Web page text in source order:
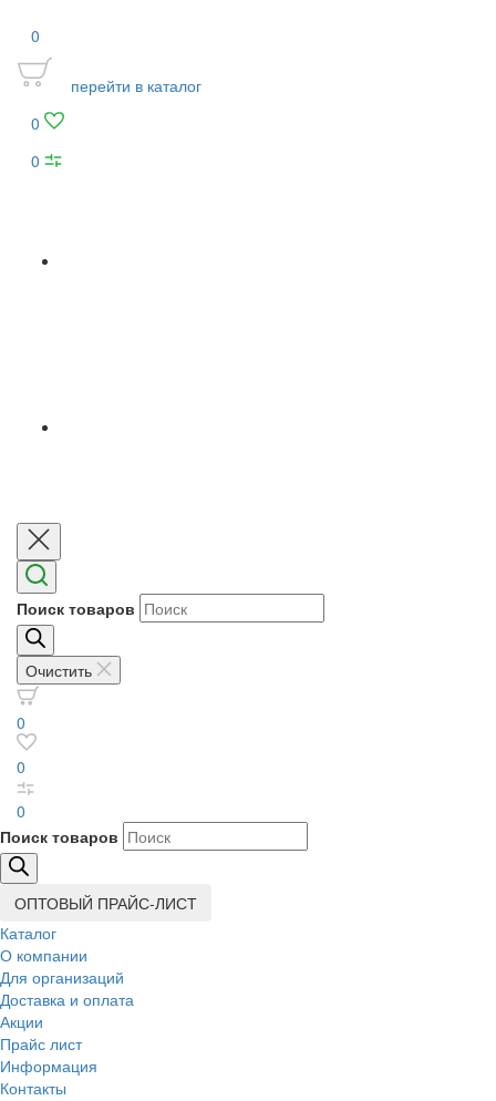
0
перейти в каталог
0
0
Поиск товаров
Очистить
0
0
0
Поиск товаров
ОПТОВЫЙ ПРАЙС-ЛИСТ
Каталог
О компании
Для организаций
Доставка и оплата
Акции
Прайс лист
Информация
Контакты